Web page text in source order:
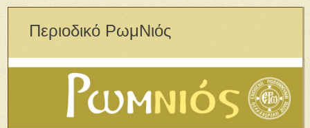
Περιοδικό ΡωμΝιός